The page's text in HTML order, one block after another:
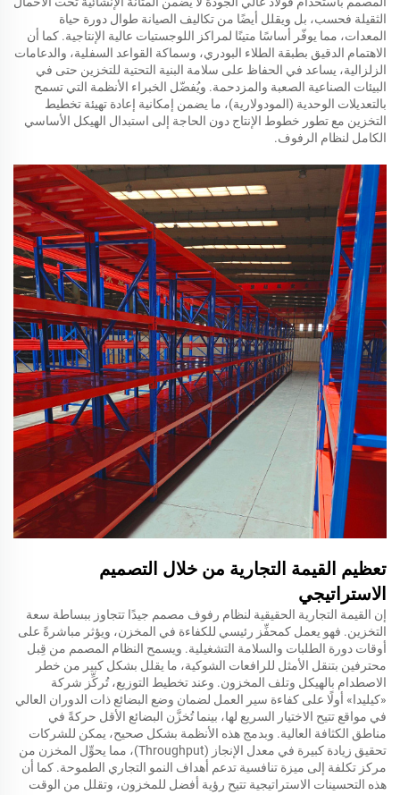
الثقيلة فحسب، بل ويقلل أيضًا من تكاليف الصيانة طوال دورة حياة
المعدات، مما يوفّر أساسًا متينًا لمراكز اللوجستيات عالية الإنتاجية. كما أن
الاهتمام الدقيق بطبقة الطلاء البودري، وسماكة القواعد السفلية، والدعامات
الزلزالية، يساعد في الحفاظ على سلامة البنية التحتية للتخزين حتى في
البيئات الصناعية الصعبة والمزدحمة. ويُفضّل الخبراء الأنظمة التي تسمح
بالتعديلات الوحدية (المودولارية)، ما يضمن إمكانية إعادة تهيئة تخطيط
التخزين مع تطور خطوط الإنتاج دون الحاجة إلى استبدال الهيكل الأساسي
الكامل لنظام الرفوف.
تعظيم القيمة التجارية من خلال التصميم
الاستراتيجي
إن القيمة التجارية الحقيقية لنظام رفوف مصمم جيدًا تتجاوز ببساطة سعة
التخزين. فهو يعمل كمحفِّز رئيسي للكفاءة في المخزن، ويؤثر مباشرةً على
أوقات دورة الطلبات والسلامة التشغيلية. ويسمح النظام المصمم من قِبل
محترفين بتنقل الأمثل للرافعات الشوكية، ما يقلل بشكل كبير من خطر
الاصطدام بالهيكل وتلف المخزون. وعند تخطيط التوزيع، تُركِّز شركة
«كيليدا» أولًا على كفاءة سير العمل لضمان وضع البضائع ذات الدوران العالي
في مواقع تتيح الاختيار السريع لها، بينما تُخزَّن البضائع الأقل حركةً في
مناطق الكثافة العالية. وبدمج هذه الأنظمة بشكل صحيح، يمكن للشركات
تحقيق زيادة كبيرة في معدل الإنجاز (Throughput)، مما يحوِّل المخزن من
مركز تكلفة إلى ميزة تنافسية تدعم أهداف النمو التجاري الطموحة. كما أن
هذه التحسينات الاستراتيجية تتيح رؤية أفضل للمخزون، وتقلل من الوقت